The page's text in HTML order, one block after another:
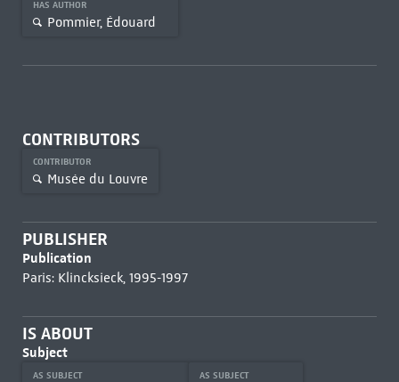
HAS AUTHOR
Pommier, Édouard
CONTRIBUTORS
CONTRIBUTOR
Musée du Louvre
PUBLISHER
Publication
Paris: Klincksieck, 1995-1997
IS ABOUT
Subject
AS SUBJECT AS SUBJECT